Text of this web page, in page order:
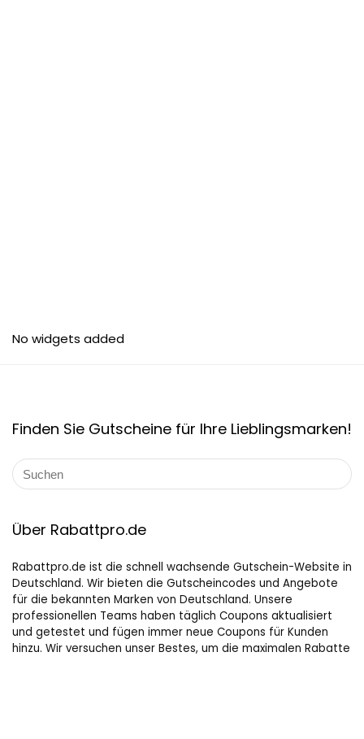
No widgets added
Finden Sie Gutscheine für Ihre Lieblingsmarken!
Über Rabattpro.de
Rabattpro.de ist die schnell wachsende Gutschein-Website in
Deutschland. Wir bieten die Gutscheincodes und Angebote
für die bekannten Marken von Deutschland. Unsere
professionellen Teams haben täglich Coupons aktualisiert
und getestet und fügen immer neue Coupons für Kunden
hinzu. Wir versuchen unser Bestes, um die maximalen Rabatte